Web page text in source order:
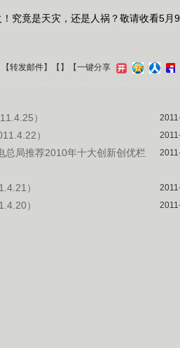
究竟是天灾，还是人祸？敬请收看5月
转发邮件】【 】 【一键分享
）
）
总局推荐2010年十大创新创优栏
）
）